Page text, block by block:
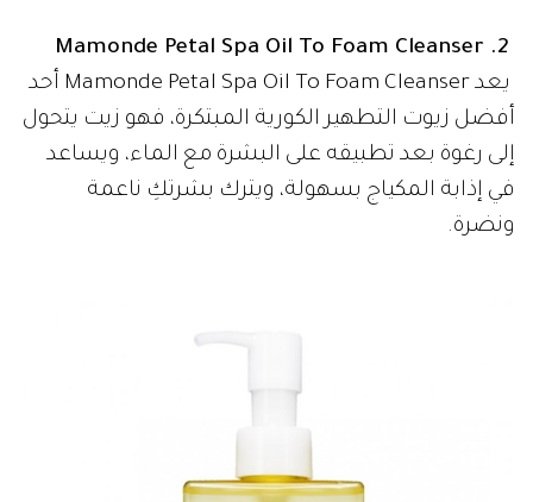
يعد Mamonde Petal Spa Oil To Foam Cleanser أحد
أفضل زيوت التطهير الكورية المبتكرة، فهو زيت يتحول
إلى رغوة بعد تطبيقه على البشرة مع الماء، ويساعد
في إذابة المكياج بسهولة، ويترك بشرتكِ ناعمة
ونضرة.